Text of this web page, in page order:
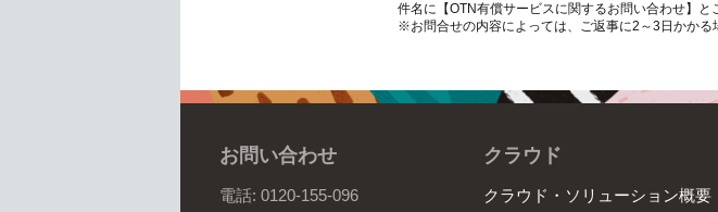
件名に【OTN有償サービスに関するお問い合わせ】と
※お問合せの内容によっては、ご返事に2～3日かかる
お問い合わせ
電話: 0120-155-096
クラウド
クラウド・ソリューション概要